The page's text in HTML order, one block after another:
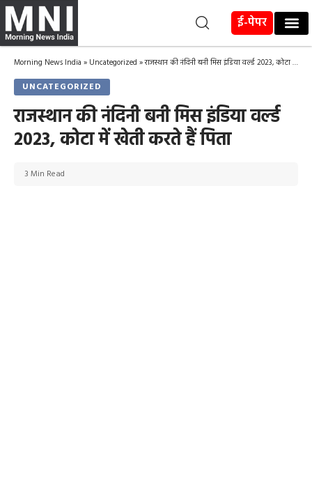
ई-पेपर
Morning News India » Uncategorized »राजस्थान की नंदिनी बनी मिस इंडिया वर्ल्ड 2023, कोटा में खेती करते हैं पिता
UNCATEGORIZED
राजस्थान की नंदिनी बनी मिस इंडिया वर्ल्ड
2023, कोटा में खेती करते हैं पिता
3 Min Read